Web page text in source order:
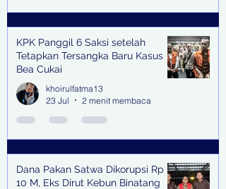
KPK Panggil 6 Saksi setelah
Tetapkan Tersangka Baru Kasus
Bea Cukai
khoirulfatma13
23 Jul
2 menit membaca
Dana Pakan Satwa Dikorupsi Rp
10 M, Eks Dirut Kebun Binatang